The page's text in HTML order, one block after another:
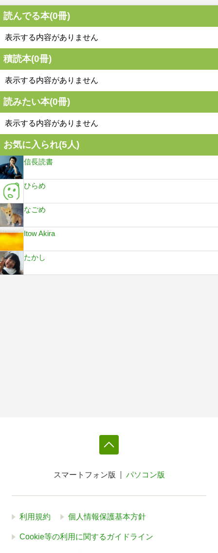
読んでる本(0冊)
表示する内容がありません
積読本(0冊)
表示する内容がありません
読みたい本(0冊)
表示する内容がありません
お気に入られ(5人)
信長読書
ひらめ
なごめ
Itow Akira
たかし
スマートフォン版 パソコン版
利用規約 個人情報保護基本方針
Cookie等の利用に関するガイドライン